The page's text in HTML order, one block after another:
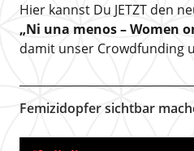
Hier kannst Du JETZT den
„Ni una menos – Women
damit unser Crowdfunding
Femizidopfer sichtbar